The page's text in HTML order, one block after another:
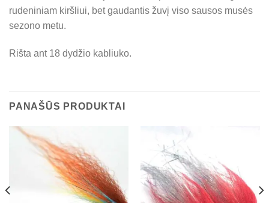
rudeniniam kiršliui, bet gaudantis žuvį viso sausos musės
sezono metu.
Rišta ant 18 dydžio kabliuko.
PANAŠŪS PRODUKTAI